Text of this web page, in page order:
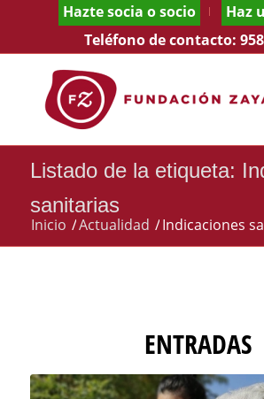
Hazte socia o socio
Haz
Teléfono de contacto:
Listado de la etiqueta:
sanitarias
Inicio /Actualidad /Indicaciones
ENTRADAS